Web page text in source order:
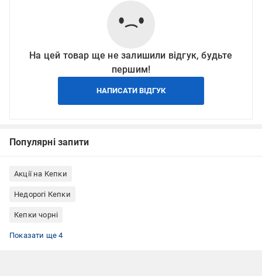
На цей товар ще не залишили відгук, будьте
першим!
НАПИСАТИ ВІДГУК
Популярні запити
Акції на Кепки
Недорогі Кепки
Кепки чорні
Літні кепки
Кепки унісекс
Кепки L
Кепки з козирком
Показати ще 4